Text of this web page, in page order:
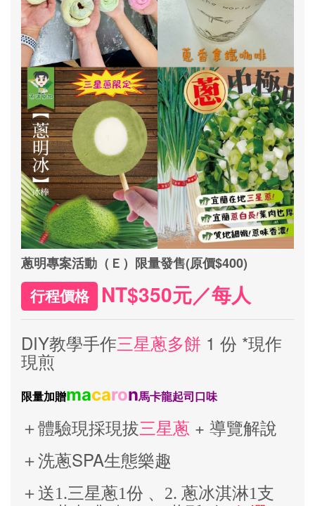
蔥明專案活動（Ｅ）限量發售(原價$400)
行程價格 NT$350元／每人
DIY教學手作三星蔥多餅 1 份 *現作
現煎
限量加贈macaron馬卡龍起司口味
＋體驗現採現拔三星蔥 + 導覽解說
＋洗蔥SPA生態樂趣
＋送1.三星蔥1份 、2. 蔥冰淇淋1支